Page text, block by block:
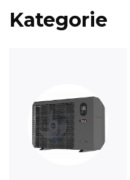
Kategorie